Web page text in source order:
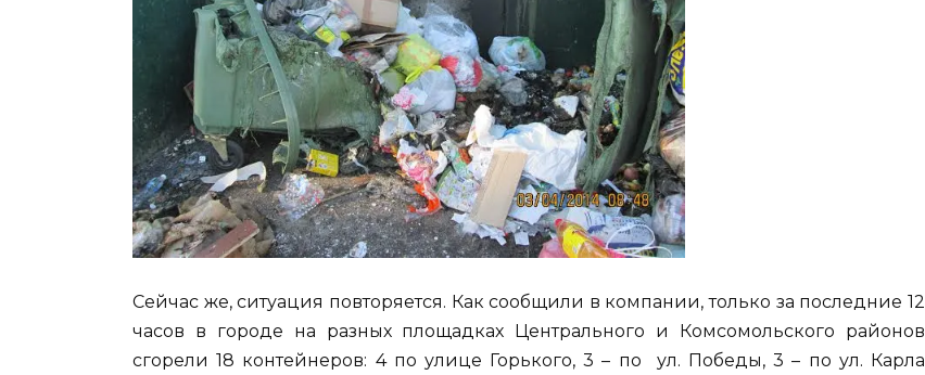
Сейчас же, ситуация повторяется. Как сообщили в компании, только за последние 12
часов в городе на разных площадках Центрального и Комсомольского районов
сгорели 18 контейнеров: 4 по улице Горького, 3 – по ул. Победы, 3 – по ул. Карла